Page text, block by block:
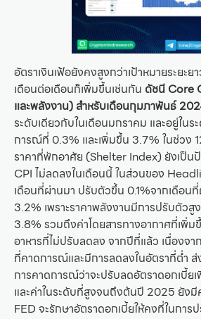
อัตราเงินเฟ้อยังคงสูงกว่าเป้าหมายระยะย
เดือนต่อเดือนก็เพิ่มขึ้นเช่นกัน ดัชนี Core
และพลังงาน) สำหรับเดือนกุมภาพันธ์
ระดับเดียวกับในเดือนมกราคม และอยู่ใน
การณ์ที่ 0.3% และเพิ่มขึ้น 3.7% ในช่วง
ราคาที่พักอาศัย (Shelter Index) ยังเป็น
CPI ไม่ลดลงในเดือนนี้ ในส่วนของ
เดือนที่ผ่านมา ปรับตัวขึ้น 0.1%จากเดือน
3.2% เพราะราคาพลังงานมีการปรับตัว
3.8% รวมถึงค่าโดยสารทางอากาศที่เพิ่ม
อาหารที่ไม่ปรับลดลง จากปีที่แล้ว เนื่องจา
ที่คาดการณ์และมีการลดลงในอัตราที่ต่ำ
การคาดการณ์ว่าจะปรับลดอัตราดอกเบี้ย
และค่าในระดับที่สูงจนถึงต้นปี 2025 ยังมี
FED จะรักษาอัตราดอกเบี้ยให้คงที่ในกา